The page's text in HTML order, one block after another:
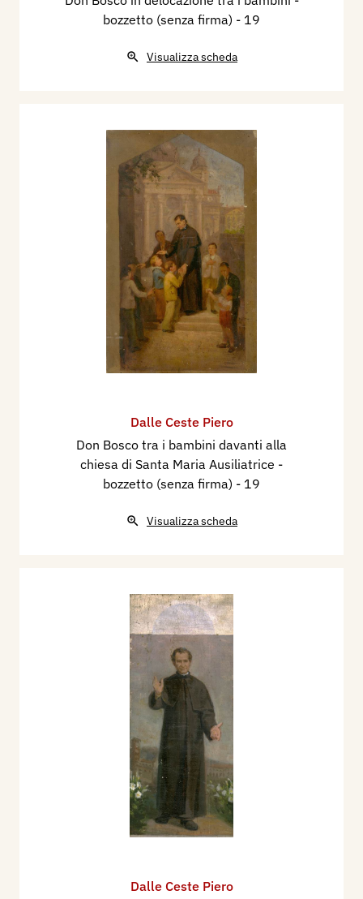
bozzetto (senza firma) - 19
Visualizza scheda
Dalle Ceste Piero
Don Bosco tra i bambini davanti alla
chiesa di Santa Maria Ausiliatrice -
bozzetto (senza firma) - 19
Visualizza scheda
Dalle Ceste Piero